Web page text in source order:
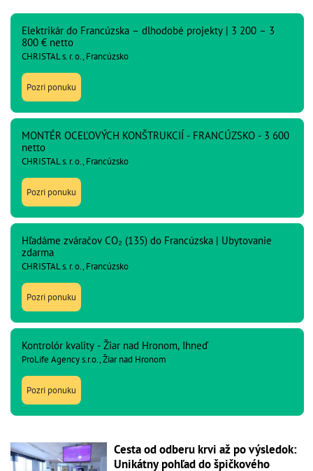
Elektrikár do Francúzska – dlhodobé projekty | 3 200 – 3
800 € netto
CHRISTAL s. r. o., Francúzsko
Pozri ponuku
MONTÉR OCEĽOVÝCH KONŠTRUKCIÍ - FRANCÚZSKO - 3 600
netto
CHRISTAL s. r. o., Francúzsko
Pozri ponuku
Hľadáme zváračov CO₂ (135) do Francúzska | Ubytovanie
zdarma
CHRISTAL s. r. o., Francúzsko
Pozri ponuku
Kontrolór kvality - Žiar nad Hronom, Ihneď
ProLife Agency s.r.o., Žiar nad Hronom
Pozri ponuku
Cesta od odberu krvi až po výsledok:
Unikátny pohľad do špičkového